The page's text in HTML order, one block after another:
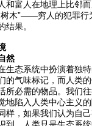
和富人在地理上比邻
树木”——穷人的犯罪
果。
然
生态系统中扮演着独
的气味标记，而人类
所必需的物品。我们
地陷入人类中心主义
样，如果我们认为自
到，人类只是生态系